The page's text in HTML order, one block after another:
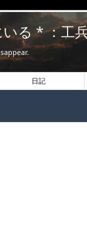
る * ：工
日記